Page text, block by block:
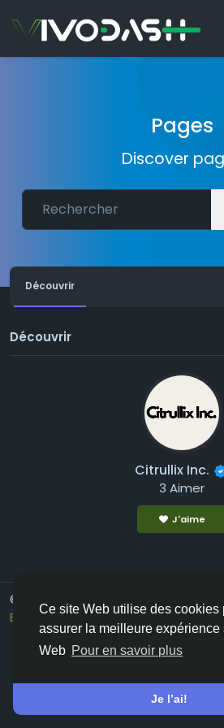
Ce site Web utilise des cookies
assurer la meilleure expérience
Web Pour en savoir plus
Je l’ai!
Pages
Discover
Découvrir
Découvrir
Citrullix Inc.
3 Aimer
J'aime
© 2026 Vivos👋
Environ Conditions générale de
Contactez nous Annuaire